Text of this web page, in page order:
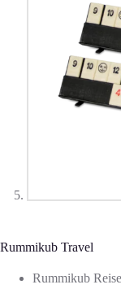
Rummikub Travel
Rummikub